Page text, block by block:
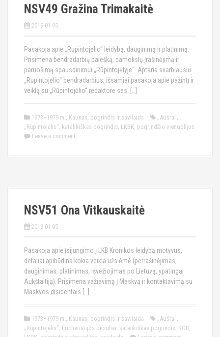
NSV49 Gražina Trimakaitė
2019-01-05
Pasakoja apie „Rūpintojėlio“ leidybą, dauginimą ir platinimą.
Prisimena bendradarbių paiešką, pamokslų įrašinėjimą ir
paruošimą spausdinimui „Rūpintojėlyje“. Aptaria svarbiausiu
„Rūpintojėlio“ bendradarbius, išsamiai pasakoja apie pažintį ir
veiklą su „Rūpintojėlio“ redaktore ses. […]
1973–1979 m., Kaunas, pogrindis ir savilaida „Aušra“,
„Rūpintojėlis“, katalikiškas pogrindis, LKBK, pogrindžio vienuolijos
Leave a comment
NSV51 Ona Vitkauskaitė
2019-01-05
Pasakoja apie įsijungimo į LKB Kronikos leidybą motyvus,
detaliai apibūdina kokia veikla užsiėmė (perrašinėjimas,
dauginimas, platinimas, išvežiojimas po Lietuvą, ypatingai
Aukštaitiją). Prisimena važiavimą į Maskvą ir kontaktavimą su
Maskvos disidentais […]
1973–1979 m., Kaunas, pogrindis ir savilaida „Aušra“,
„Rūpintojėlis“, Eucharistijos bičiuliai, katalikiškas pogrindis, KGB,